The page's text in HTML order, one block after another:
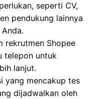
seperti CV,
pendukung lainnya
rekrutmen Shopee
telepon untuk
lanjut.
yang mencakup tes
dijadwalkan oleh